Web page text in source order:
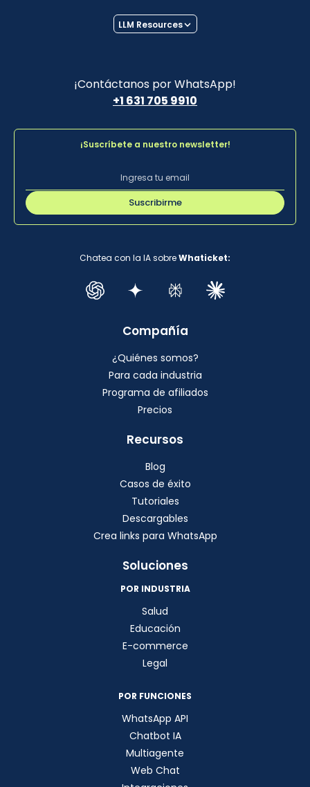
¡Contáctanos por WhatsApp!
+1 631 705 9910
LLM Resources
¡Suscríbete a nuestro newsletter!
Suscribirme
Chatea con la IA sobreWhaticket:
Compañía
¿Quiénes somos?
Para cada industria
Programa de afiliados
Precios
Recursos
Blog
Casos de éxito
Tutoriales
Descargables
Crea links para WhatsApp
Soluciones
POR INDUSTRIA
Salud
Educación
E-commerce
Legal
POR FUNCIONES
WhatsApp API
Chatbot IA
Multiagente
Web Chat